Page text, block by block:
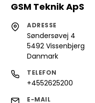
GSM Teknik ApS
ADRESSE
Søndersøvej 4
5492 Vissenbjerg
Danmark
TELEFON
+4552625200
E-MAIL